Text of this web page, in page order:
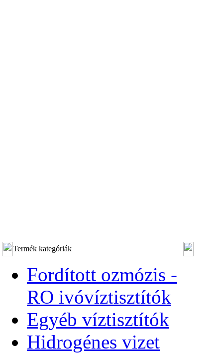
Termék kategóriák
Fordított ozmózis -
RO ivóvíztisztítók
Egyéb víztisztítók
Hidrogénes vizet